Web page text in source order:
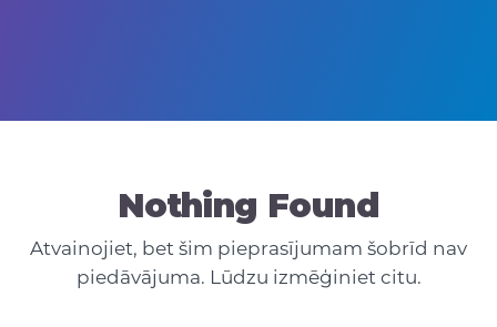
Nothing Found
Atvainojiet, bet šim pieprasījumam šobrīd nav
piedāvājuma. Lūdzu izmēģiniet citu.